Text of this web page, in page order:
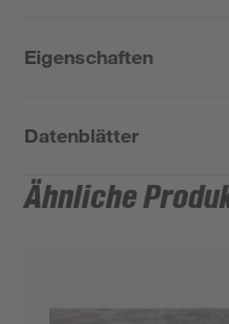
Eigenschaften
Datenblätter
Ähnliche